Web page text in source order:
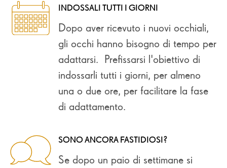
INDOSSALI TUTTI I GIORNI
Dopo aver ricevuto i nuovi occhiali,
gli occhi hanno bisogno di tempo per
adattarsi. Prefissarsi l'obiettivo di
indossarli tutti i giorni, per almeno
una o due ore, per facilitare la fase
di adattamento.
SONO ANCORA FASTIDIOSI?
Se dopo un paio di settimane si